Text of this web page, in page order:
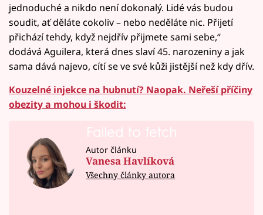
jednoduché a nikdo není dokonalý. Lidé vás budou
soudit, ať děláte cokoliv – nebo neděláte nic. Přijetí
přichází tehdy, když nejdřív přijmete sami sebe,“
dodává Aguilera, která dnes slaví 45. narozeniny a jak
sama dává najevo, cítí se ve své kůži jistější než kdy dřív.
Kouzelné injekce na hubnutí? Naopak. Neřeší příčiny
obezity a mohou i škodit:
Failed to fetch
Autor článku
Vanesa Havlíková
Všechny články autora